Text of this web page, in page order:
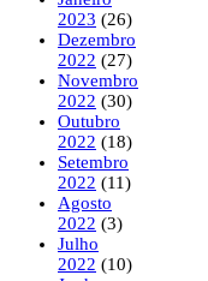
2023 (26)
Dezembro
2022 (27)
Novembro
2022 (30)
Outubro
2022 (18)
Setembro
2022 (11)
Agosto
2022 (3)
Julho
2022 (10)